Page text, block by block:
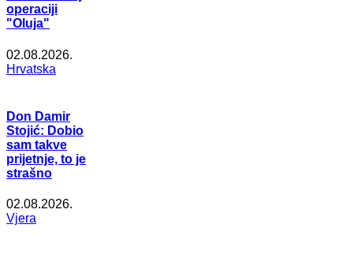
operaciji
"Oluja"
02.08.2026.
Hrvatska
Don Damir
Stojić: Dobio
sam takve
prijetnje, to je
strašno
02.08.2026.
Vjera